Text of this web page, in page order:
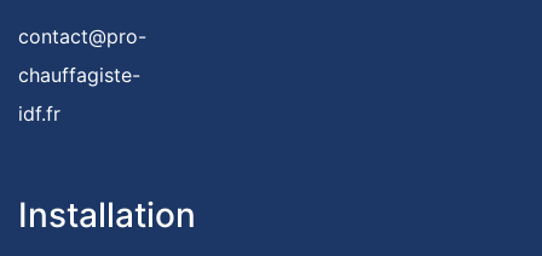
contact@pro-
chauffagiste-
idf.fr
Installation